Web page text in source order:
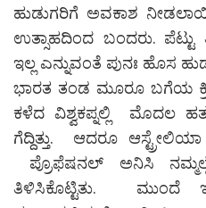
ಹುಡುಗರಿಗೆ ಅವಕಾಶ
ಉತ್ಸಾಹದಿಂದ ಬಂದರು.
ಇಲ್ಲ ಎನ್ನುವಂತೆ ಪುನಃ ಹೊಸ
ಭಾರತ ತಂಡ ಮೂರೂ ಬಗೆಯ
ಕಳೆದ ವಿಶ್ವಕಪ್ನಲ್ಲಿ ಮೊದಲ
ಗೆದ್ದಿತ್ತು. ಆದರೂ
ಪ್ರೊಫೆಷನಲ್ ಅನಿಸಿ
ತಿಳಿಸಿಕೊಟ್ಟಿತು. ಮುಂದೆ